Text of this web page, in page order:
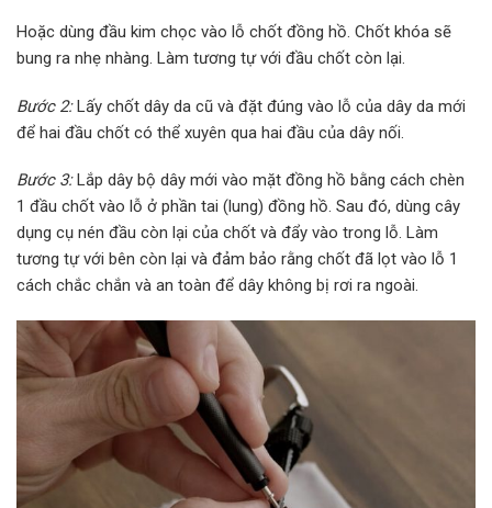
Hoặc dùng đầu kim chọc vào lỗ chốt đồng hồ. Chốt khóa sẽ
bung ra nhẹ nhàng. Làm tương tự với đầu chốt còn lại.
Bước 2:Lấy chốt dây da cũ và đặt đúng vào lỗ của dây da mới
để hai đầu chốt có thể xuyên qua hai đầu của dây nối.
Bước 3:Lắp dây bộ dây mới vào mặt đồng hồ bằng cách chèn
1 đầu chốt vào lỗ ở phần tai (lung) đồng hồ. Sau đó, dùng cây
dụng cụ nén đầu còn lại của chốt và đẩy vào trong lỗ. Làm
tương tự với bên còn lại và đảm bảo rằng chốt đã lọt vào lỗ 1
cách chắc chắn và an toàn để dây không bị rơi ra ngoài.